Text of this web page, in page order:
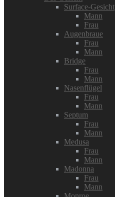
Surface-Gesicht
Mann
Frau
Augenbraue
Frau
Mann
Bridge
Frau
Mann
Nasenflügel
Frau
Mann
Septum
Frau
Mann
Medusa
Frau
Mann
Madonna
Frau
Mann